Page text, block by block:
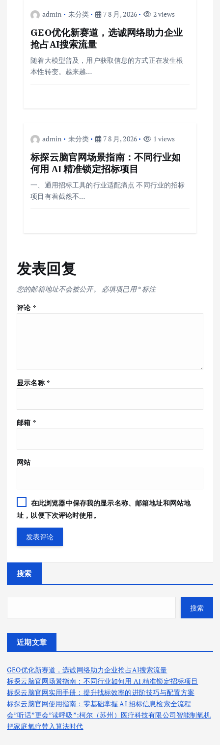
admin 未分类 7 8 月, 2026 2 views
GEO优化新赛道，选诚网络助力企业
抢占AI搜索流量
随着大模型普及，用户获取信息的方式正在发生根
本性转变。越来越…
admin 未分类 7 8 月, 2026 1 views
标探云脑官网场景指南：不同行业如
何用 AI 精准锁定招标项目
一、通用招标工具的行业适配痛点 不同行业的招标
项目有着截然不…
发表回复
您的邮箱地址不会被公开。 必填项已用*标注
评论 *
显示名称 *
邮箱 *
网站
在此浏览器中保存我的显示名称、邮箱地址和网站地
址，以便下次评论时使用。
搜索
搜索
近期文章
GEO优化新赛道，选诚网络助力企业抢占AI搜索流量
标探云脑官网场景指南：不同行业如何用 AI 精准锁定招标项目
标探云脑官网实用手册：提升找标效率的进阶技巧与配置方案
标探云脑官网使用指南：零基础掌握 AI 招标信息检索全流程
会”听话”更会”读呼吸”:柯尔（苏州）医疗科技有限公司智能制氧机
把家庭氧疗带入算法时代